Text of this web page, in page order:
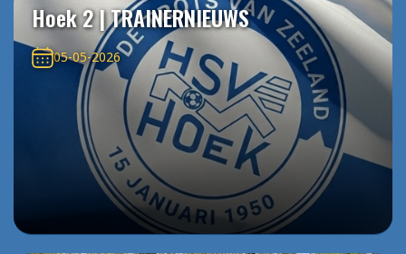
Hoek 2 | TRAINERNIEUWS
05-05-2026